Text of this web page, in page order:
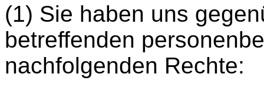
(1) Sie haben uns
betreffenden
nachfolgenden Rechte: